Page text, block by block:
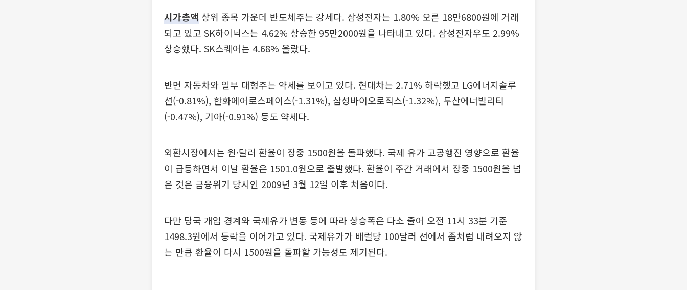
시가총액 상위 종목 가운데 반도체주는 강세다. 삼성전자는 1.80% 오른 18만6800원에 거래
되고 있고 SK하이닉스는 4.62% 상승한 95만2000원을 나타내고 있다. 삼성전자우도 2.99%
상승했다. SK스퀘어는 4.68% 올랐다.
반면 자동차와 일부 대형주는 약세를 보이고 있다. 현대차는 2.71% 하락했고 LG에너지솔루
션(-0.81%), 한화에어로스페이스(-1.31%), 삼성바이오로직스(-1.32%), 두산에너빌리티
(-0.47%), 기아(-0.91%) 등도 약세다.
외환시장에서는 원·달러 환율이 장중 1500원을 돌파했다. 국제 유가 고공행진 영향으로 환율
이 급등하면서 이날 환율은 1501.0원으로 출발했다. 환율이 주간 거래에서 장중 1500원을 넘
은 것은 금융위기 당시인 2009년 3월 12일 이후 처음이다.
다만 당국 개입 경계와 국제유가 변동 등에 따라 상승폭은 다소 줄어 오전 11시 33분 기준
1498.3원에서 등락을 이어가고 있다. 국제유가가 배럴당 100달러 선에서 좀처럼 내려오지 않
는 만큼 환율이 다시 1500원을 돌파할 가능성도 제기된다.